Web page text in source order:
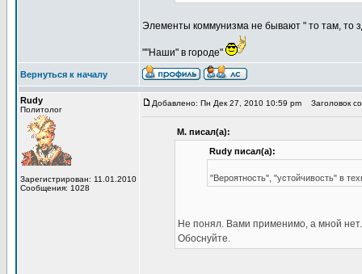
Элементы коммунизма не бывают " то там, то
""Наши" в городе"
Вернуться к началу
Rudy
Политолог
Зарегистрирован: 11.01.2010
Сообщения: 1028
Добавлено: Пн Дек 27, 2010 10:59 pm Заголовок
М. писал(а):
Rudy писал(а):
"Вероятность", "устойчивость" в
Не понял. Вами применимо, а мной нет.
Обоснуйте.